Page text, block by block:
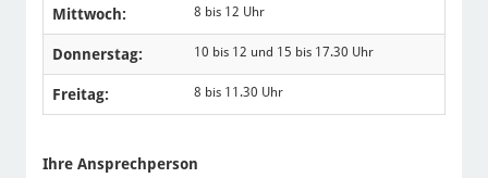
Mittwoch: 8 bis 12 Uhr
Donnerstag: 10 bis 12 und 15 bis 17.30 Uhr
Freitag: 8 bis 11.30 Uhr
Ihre Ansprechperson